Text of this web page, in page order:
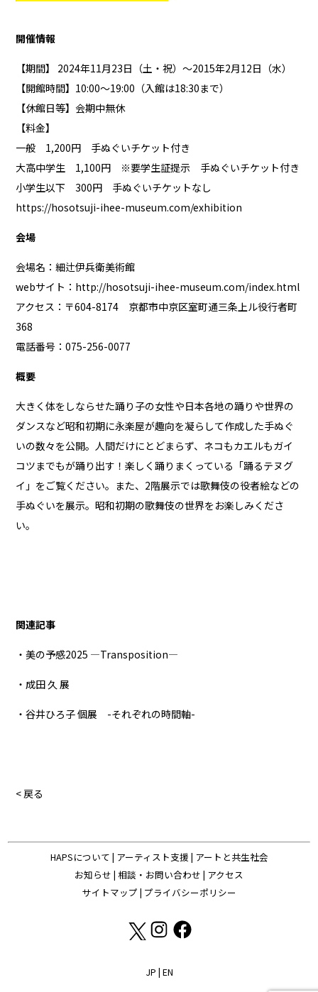
開催情報
【期間】 2024年11月23日（土・祝）～2015年2月12日（水）
【開館時間】10:00〜19:00（入館は18:30まで）
【休館日等】会期中無休
【料金】
一般 1,200円 手ぬぐいチケット付き
大高中学生 1,100円 ※要学生証提示 手ぬぐいチケット付き
小学生以下 300円 手ぬぐいチケットなし
https://hosotsuji-ihee-museum.com/exhibition
会場
会場名：細辻伊兵衛美術館
webサイト： http://hosotsuji-ihee-museum.com/index.html
アクセス：〒604-8174 京都市中京区室町通三条上ル役行者町
368
電話番号：075-256-0077
概要
大きく体をしならせた踊り子の女性や日本各地の踊りや世界の
ダンスなど昭和初期に永楽屋が趣向を凝らして作成した手ぬぐ
いの数々を公開。人間だけにとどまらず、ネコもカエルもガイ
コツまでもが踊り出す！楽しく踊りまくっている「踊るテヌグ
イ」をご覧ください。また、2階展示では歌舞伎の役者絵などの
手ぬぐいを展示。昭和初期の歌舞伎の世界をお楽しみくださ
い。
関連記事
・美の予感2025 ―Transposition―
・成田 久 展
・谷井ひろ子 個展 -それぞれの時間軸-
< 戻る
HAPSについて | アーティスト支援 | アートと共生社会
お知らせ | 相談・お問い合わせ | アクセス
サイトマップ | プライバシーポリシー
JP | EN